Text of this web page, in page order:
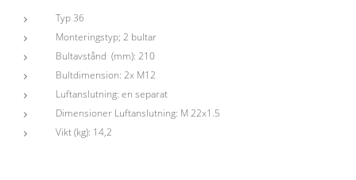
Typ 36
Monteringstyp; 2 bultar
Bultavstånd (mm): 210
Bultdimension: 2x M12
Luftanslutning: en separat
Dimensioner Luftanslutning: M 22x1.5
Vikt (kg): 14,2